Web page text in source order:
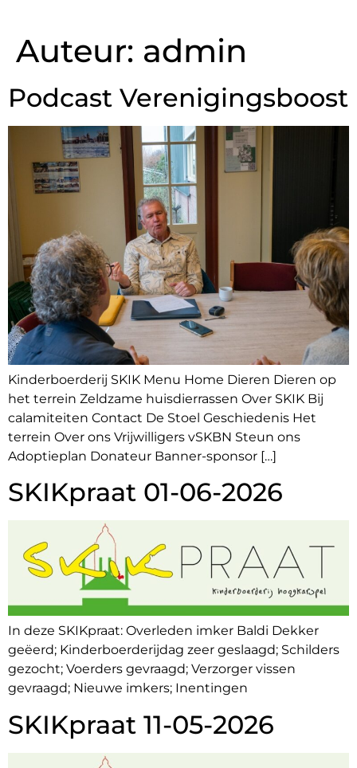
Auteur: admin
Podcast Verenigingsboost
Kinderboerderij SKIK Menu Home Dieren Dieren op
het terrein Zeldzame huisdierrassen Over SKIK Bij
calamiteiten Contact De Stoel Geschiedenis Het
terrein Over ons Vrijwilligers vSKBN Steun ons
Adoptieplan Donateur Banner-sponsor […]
SKIKpraat 01-06-2026
In deze SKIKpraat: Overleden imker Baldi Dekker
geëerd; Kinderboerderijdag zeer geslaagd; Schilders
gezocht; Voerders gevraagd; Verzorger vissen
gevraagd; Nieuwe imkers; Inentingen
SKIKpraat 11-05-2026